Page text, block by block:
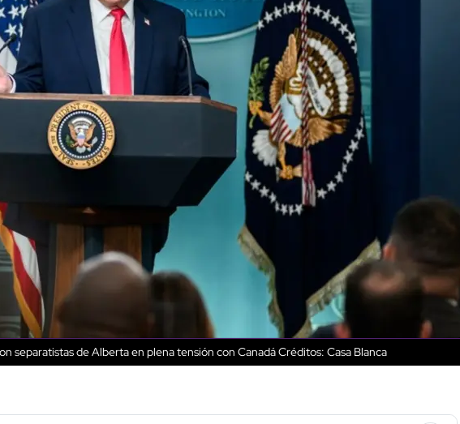
separatistas de Alberta en plena tensión con CanadáCréditos: Casa Blanca